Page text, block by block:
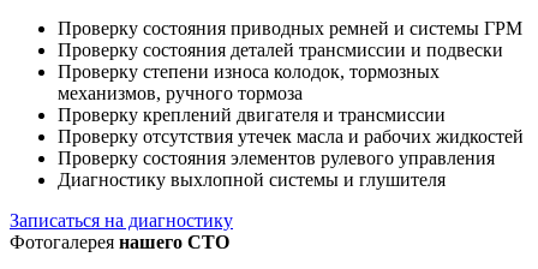
Проверку состояния приводных ремней и системы ГРМ
Проверку состояния деталей трансмиссии и подвески
Проверку степени износа колодок, тормозных
механизмов, ручного тормоза
Проверку креплений двигателя и трансмиссии
Проверку отсутствия утечек масла и рабочих жидкостей
Проверку состояния элементов рулевого управления
Диагностику выхлопной системы и глушителя
Записаться на диагностику
Фотогалерея нашего СТО